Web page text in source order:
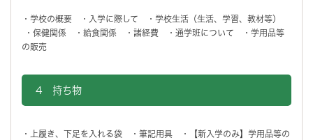
・学校の概要 ・入学に際して ・学校生活（生活、学習、教材等）
・保健関係 ・給食関係 ・諸経費 ・通学班について ・学用品等
の販売
4 持ち物
・上履き、下足を入れる袋 ・筆記用具 ・【新入学のみ】学用品等の